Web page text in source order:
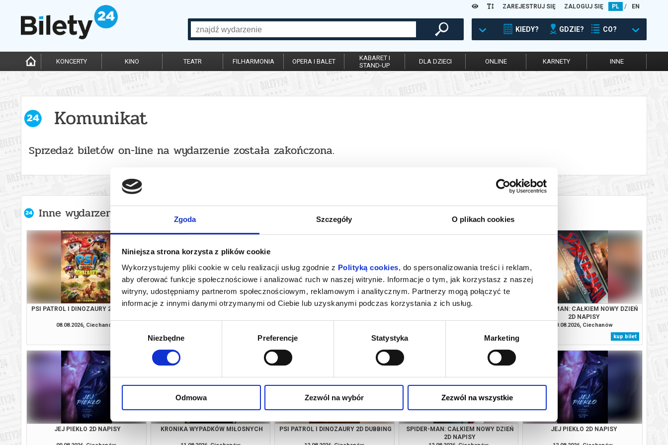
Zgoda Szczegóły O plikach cookies
Niniejsza strona korzysta z plików cookie
Wykorzystujemy pliki cookie w celu realizacji usług zgodnie z Polityką cookies, do spersonalizowania treści i reklam,
aby oferować funkcje społecznościowe i analizować ruch w naszej witrynie. Informacje o tym, jak korzystasz z naszej
witryny, udostępniamy partnerom społecznościowym, reklamowym i analitycznym. Partnerzy mogą połączyć te
informacje z innymi danymi otrzymanymi od Ciebie lub uzyskanymi podczas korzystania z ich usług.
Wybór
Niezbędne Preferencje Statystyka Marketing
Odmowa Zezwól na wybór Zezwól na wszystkie
ZAREJESTRUJ SIĘ ZALOGUJ SIĘ PL / EN
KIEDY? GDZIE? CO?
KONCERTY KINO TEATR FILHARMONIA OPERA I BALET
KABARET I
STAND-UP
DLA DZIECI ONLINE KARNETY INNE
Komunikat
Sprzedaż biletów on-line na wydarzenie została zakończona.
Inne wydarzenia organizatora
PSI PATROL I DINOZAURY 2D DUBBING
08.08.2026, Ciechanów
SPIDER-MAN: CAŁKIEM NOWY DZIEŃ
kup bilet
JEJ PIEKŁO 2D NAPISY
kup bilet
PSI PATROL I DINOZAURY 2D DUBBING
kup bilet
SPIDER-MAN: CAŁKIEM NOWY DZIEŃ
2D NAPISY
09.08.2026, Ciechanów
kup bilet
JEJ PIEKŁO 2D NAPISY KRONIKA WYPADKÓW MIŁOSNYCH PSI PATROL I DINOZAURY 2D DUBBING
SPIDER-MAN: CAŁKIEM NOWY DZIEŃ
2D NAPISY
JEJ PIEKŁO 2D NAPISY